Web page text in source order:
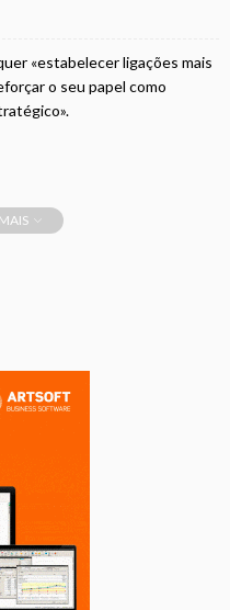
«estabelecer ligações mais
o seu papel como